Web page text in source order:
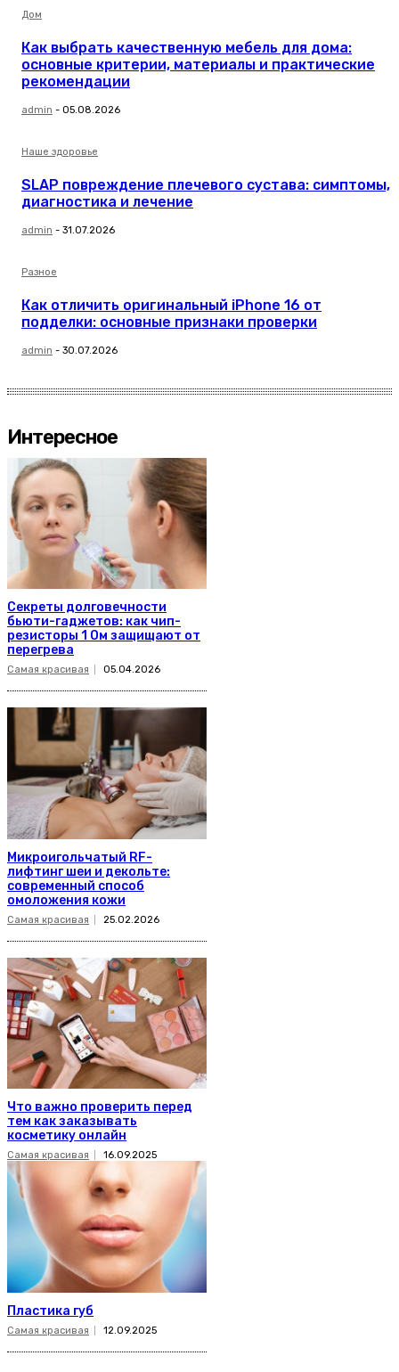
Дом
Как выбрать качественную мебель для дома:
основные критерии, материалы и практические
рекомендации
admin - 05.08.2026
Наше здоровье
SLAP повреждение плечевого сустава: симптомы,
диагностика и лечение
admin - 31.07.2026
Разное
Как отличить оригинальный iPhone 16 от
подделки: основные признаки проверки
admin - 30.07.2026
Интересное
Секреты долговечности
бьюти-гаджетов: как чип-
резисторы 1 Ом защищают от
перегрева
Самая красивая 05.04.2026
Микроигольчатый RF-
лифтинг шеи и декольте:
современный способ
омоложения кожи
Самая красивая 25.02.2026
Что важно проверить перед
тем как заказывать
косметику онлайн
Самая красивая 16.09.2025
Пластика губ
Самая красивая 12.09.2025